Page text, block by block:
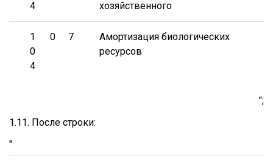
4
хозяйственного
1
0
4
0 7
Амортизация биологических
ресурсов
";
1.11. После строки:
"